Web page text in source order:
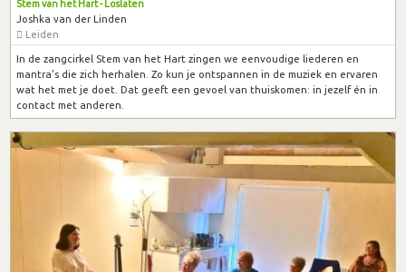
Stem van het Hart - Loslaten
Joshka van der Linden
Leiden
In de zangcirkel Stem van het Hart zingen we eenvoudige liederen en
mantra’s die zich herhalen. Zo kun je ontspannen in de muziek en ervaren
wat het met je doet. Dat geeft een gevoel van thuiskomen: in jezelf én in
contact met anderen.